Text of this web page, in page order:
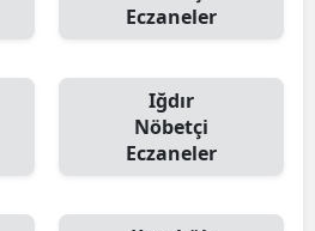
Eczaneler
Iğdır
Nöbetçi
Eczaneler